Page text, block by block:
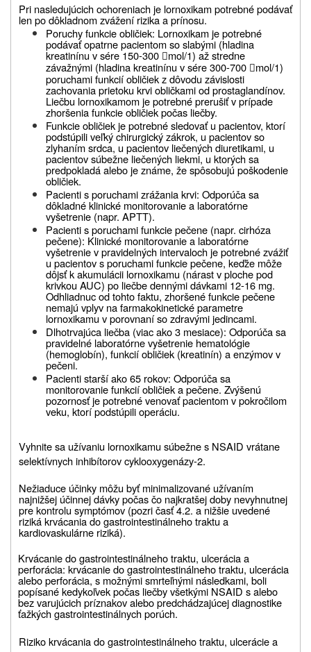
Pri nasledujúcich ochoreniach je lornoxikam potrebné podávať
len po dôkladnom zvážení rizika a prínosu.
Poruchy funkcie obličiek: Lornoxikam je potrebné
podávať opatrne pacientom so slabými (hladina
kreatinínu v sére 150-300 mol/1) až stredne
závažnými (hladina kreatinínu v sére300-700 mol/1)
poruchami funkcií obličiek z dôvodu závislosti
zachovania prietoku krviobličkami od prostaglandínov.
Liečbu lornoxikamom je potrebné prerušiť v prípade
zhoršeniafunkcie obličiek počas liečby.
Funkcie obličiek je potrebné sledovať u pacientov, ktorí
podstúpili veľký chirurgický zákrok, u pacientov so
zlyhaním srdca, u pacientov liečených diuretikami, u
pacientov súbežne liečených liekmi, u ktorých sa
predpokladá alebo je známe, že spôsobujú poškodenie
obličiek.
Pacienti s poruchami zrážania krvi: Odporúča sa
dôkladné klinické monitorovanie a laboratórne
vyšetrenie (napr. APTT).
Pacienti s poruchami funkcie pečene (napr. cirhóza
pečene): Klinické monitorovaniea laboratórne
vyšetrenie v pravidelných intervaloch je potrebnézvážiť
u pacientov s poruchamifunkcie pečene, keďže môže
dôjsť k akumulácii lornoxikamu (nárast v ploche pod
krivkou AUC) po liečbe dennými dávkami 12-16 mg.
Odhliadnuc od tohto faktu, zhoršené funkciepečene
nemajú vplyv na farmakokinetické parametre
lornoxikamu v porovnaní so zdravýmijedincami.
Dlhotrvajúca liečba (viac ako 3 mesiace): Odporúča sa
pravidelné laboratórne vyšetrenie hematológie
(hemoglobín), funkcií obličiek (kreatinín) a enzýmov v
pečeni.
Pacienti starší ako 65 rokov: Odporúča sa
monitorovanie funkcií obličiek a pečene. Zvýšenú
pozornosť je potrebné venovať pacientom v pokročilom
veku, ktorí podstúpili operáciu.
Vyhnite sa užívaniu lornoxikamu súbežne s NSAID vrátane
selektívnych inhibítorov cyklooxygenázy-2.
Nežiaduce účinky môžu byť minimalizované užívaním
najnižšej účinnej dávky počas čo najkratšej doby nevyhnutnej
pre kontrolu symptómov (pozri časť 4.2. a nižšie uvedené
riziká krvácania do gastrointestinálneho traktu a
kardiovaskulárne riziká).
Krvácanie do gastrointestinálneho traktu, ulcerácia a
perforácia: krvácanie do gastrointestinálneho traktu, ulcerácia
alebo perforácia, s možnými smrteľnými následkami, boli
popísané kedykoľvek počas liečby všetkými NSAID s alebo
bez varujúcich príznakov alebo predchádzajúcej diagnostike
ťažkých gastrointestinálnych porúch.
Riziko krvácania do gastrointestinálneho traktu, ulcerácie a